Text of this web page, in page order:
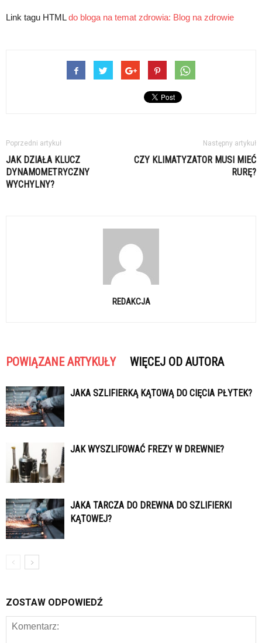
Link tagu HTMLdo bloga na temat zdrowia: Blog na zdrowie
Poprzedni artykuł
JAK DZIAŁA KLUCZ
DYNAMOMETRYCZNY
WYCHYLNY?
Następny artykuł
CZY KLIMATYZATOR MUSI MIEĆ
RURĘ?
REDAKCJA
POWIĄZANE ARTYKUŁY WIĘCEJ OD AUTORA
JAKA SZLIFIERKĄ KĄTOWĄ DO CIĘCIA PŁYTEK?
JAK WYSZLIFOWAĆ FREZY W DREWNIE?
JAKA TARCZA DO DREWNA DO SZLIFIERKI
KĄTOWEJ?
ZOSTAW ODPOWIEDŹ